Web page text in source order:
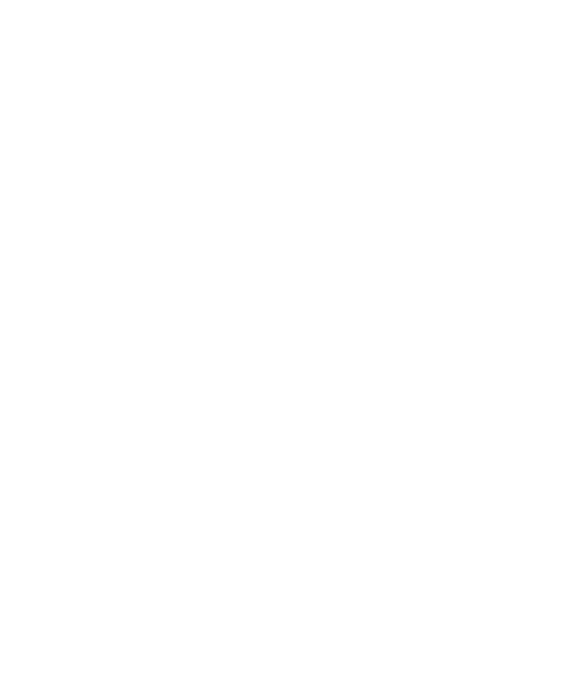
mit Gefahrstoffen in Ihrem
gekommen.
in Zusammenhang mit